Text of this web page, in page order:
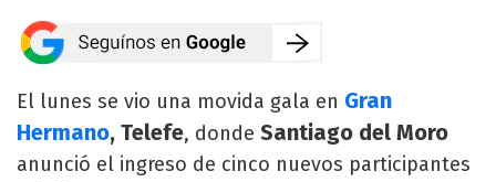
El lunes se vio una movida gala en Gran
Hermano, Telefe, donde Santiago del Moro
anunció el ingreso de cinco nuevos participantes